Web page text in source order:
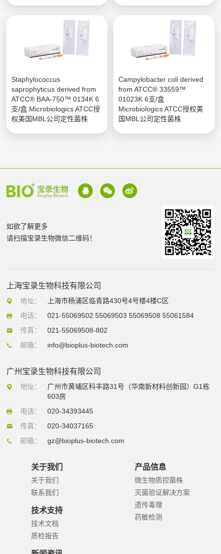
Staphylococcus
saprophyticus derived from
ATCC® BAA-750™ 0134K 6
支/盒 Microbiologics ATCC授
权美国MBL公司定性菌株
Campylobacter coli derived
from ATCC® 33559™
01023K 6支/盒
Microbiologics ATCC授权美
国MBL公司定性菌株
如欲了解更多
请扫描宝录生物微信二维码！
上海宝录生物科技有限公司
地址：
上海市杨浦区临青路430号4号楼4楼C区
电话：
021-55069502 55069503 55069508 55061584
传真：
021-55069508-802
邮箱：
info@bioplus-biotech.com
广州宝录生物科技有限公司
地址：
广州市黄埔区科丰路31号（华南新材料创新园）G1栋
603房
电话：
020-34393445
传真：
020-34037165
邮箱：
gz@bioplus-biotech.com
关于我们
关于我们
联系我们
技术支持
技术文档
质检报告
产品信息
微生物质控菌株
灭菌验证解决方案
遗传毒理
药敏检测